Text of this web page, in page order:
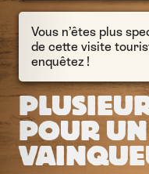
Vous n’êtes plus
de cette visite
enquêtez !
POUR